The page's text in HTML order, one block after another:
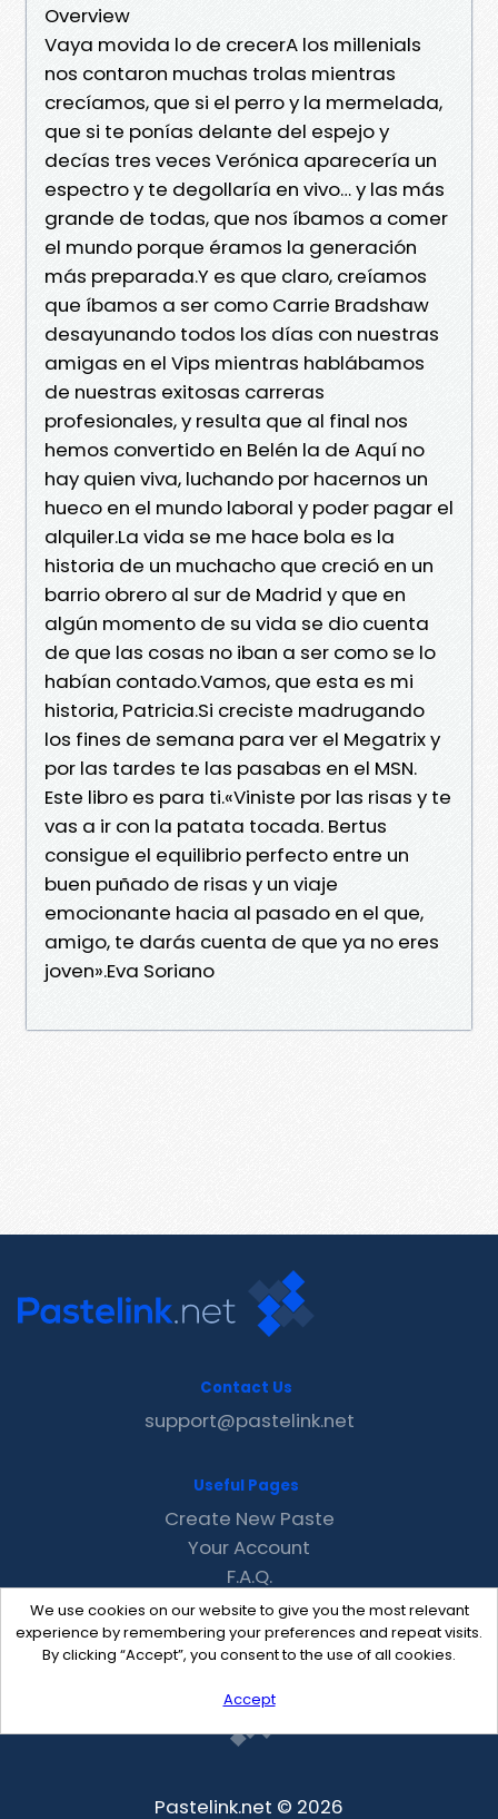
Overview
Vaya movida lo de crecerA los millenials
nos contaron muchas trolas mientras
crecíamos, que si el perro y la mermelada,
que si te ponías delante del espejo y
decías tres veces Verónica aparecería un
espectro y te degollaría en vivo… y las más
grande de todas, que nos íbamos a comer
el mundo porque éramos la generación
más preparada.Y es que claro, creíamos
que íbamos a ser como Carrie Bradshaw
desayunando todos los días con nuestras
amigas en el Vips mientras hablábamos
de nuestras exitosas carreras
profesionales, y resulta que al final nos
hemos convertido en Belén la de Aquí no
hay quien viva, luchando por hacernos un
hueco en el mundo laboral y poder pagar el
alquiler.La vida se me hace bola es la
historia de un muchacho que creció en un
barrio obrero al sur de Madrid y que en
algún momento de su vida se dio cuenta
de que las cosas no iban a ser como se lo
habían contado.Vamos, que esta es mi
historia, Patricia.Si creciste madrugando
los fines de semana para ver el Megatrix y
por las tardes te las pasabas en el MSN.
Este libro es para ti.«Viniste por las risas y te
vas a ir con la patata tocada. Bertus
consigue el equilibrio perfecto entre un
buen puñado de risas y un viaje
emocionante hacia al pasado en el que,
amigo, te darás cuenta de que ya no eres
joven».Eva Soriano
We use cookies on our website to give you the most relevant
experience by remembering your preferences and repeat visits.
By clicking “Accept”, you consent to the use of all cookies.
Accept
Contact Us
support@pastelink.net
Useful Pages
Create New Paste
Your Account
F.A.Q.
Recent
Contact
Pastelink.net © 2026